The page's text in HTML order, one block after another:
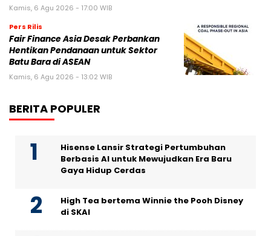
Kamis, 6 Agu 2026 - 17:00 WIB
Pers Rilis
Fair Finance Asia Desak Perbankan
Hentikan Pendanaan untuk Sektor
Batu Bara di ASEAN
Kamis, 6 Agu 2026 - 13:02 WIB
BERITA POPULER
Hisense Lansir Strategi Pertumbuhan
Berbasis AI untuk Mewujudkan Era Baru
Gaya Hidup Cerdas
High Tea bertema Winnie the Pooh Disney
di SKAI